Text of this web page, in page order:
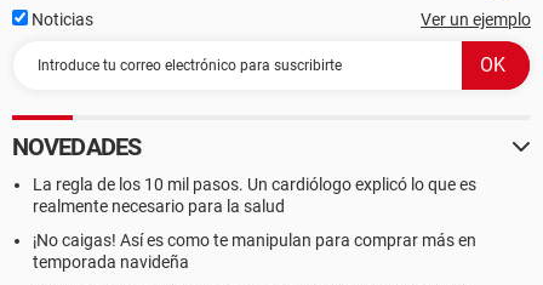
Noticias Ver un ejemplo
NOVEDADES
La regla de los 10 mil pasos. Un cardiólogo explicó lo que es
realmente necesario para la salud
¡No caigas! Así es como te manipulan para comprar más en
temporada navideña